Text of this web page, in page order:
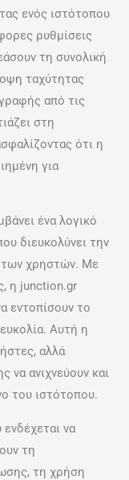
ενός ιστότοπου
ρυθμίσεις
τη συνολική
ταχύτητας
από τις
στη
ότι η
για
ένα λογικό
διευκολύνει την
των χρηστών. Με
η junction.gr
εντοπίσουν το
Αυτή η
αλλά
να ανιχνεύουν και
του ιστότοπου.
να
τη
τη χρήση